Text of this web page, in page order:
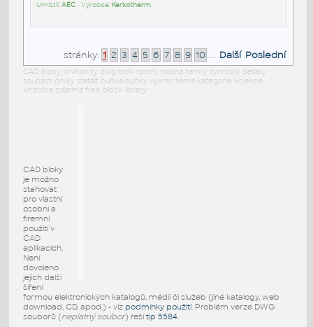
Umístil:AEC• Výrobce: Kerkotherm
stránky: 1 2 3 4 5 6 7 8 9 10 ... Další Poslední
CAD bloky: knihovny dwg blok rodiny rodina family symboly detaily
součásti prvky stafáž buňka buňky výkres téma kategorie kolekce
knižnica zdarma free block library
CAD bloky
je možno
stahovat
pro vlastní
osobní a
firemní
použití v
CAD
aplikacích.
Není
dovoleno
jejich další
šíření
formou elektronických katalogů, médií či služeb (jiné katalogy, web
download, CD, apod.) - viz podmínky použití. Problém verze DWG
souborů (neplatný soubor) řešítip 5584.